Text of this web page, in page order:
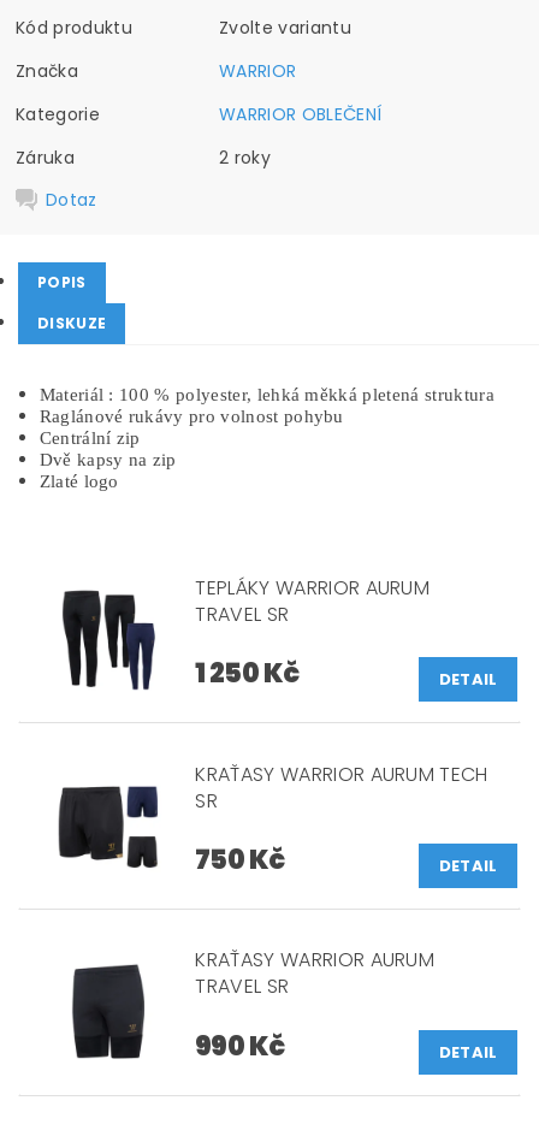
Kód produktu
Zvolte variantu
Značka
WARRIOR
Kategorie
WARRIOR OBLEČENÍ
Záruka
2 roky
Dotaz
POPIS
DISKUZE
Materiál : 100 % polyester, lehká měkká pletená struktura
Raglánové rukávy pro volnost pohybu
Centrální zip
Dvě kapsy na zip
Zlaté logo
TEPLÁKY WARRIOR AURUM
TRAVEL SR
1 250 Kč DETAIL
KRAŤASY WARRIOR AURUM TECH
SR
750 Kč DETAIL
KRAŤASY WARRIOR AURUM
TRAVEL SR
990 Kč DETAIL